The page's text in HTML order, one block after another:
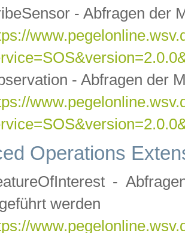
- Abfragen der
- Abfragen der
Operations
-
werden